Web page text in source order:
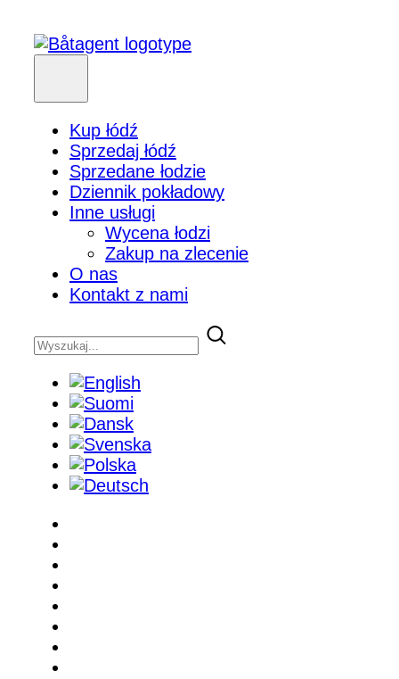
Kup łódź
Sprzedaj łódź
Sprzedane łodzie
Dziennik pokładowy
Inne usługi
Wycena łodzi
Zakup na zlecenie
O nas
Kontakt z nami